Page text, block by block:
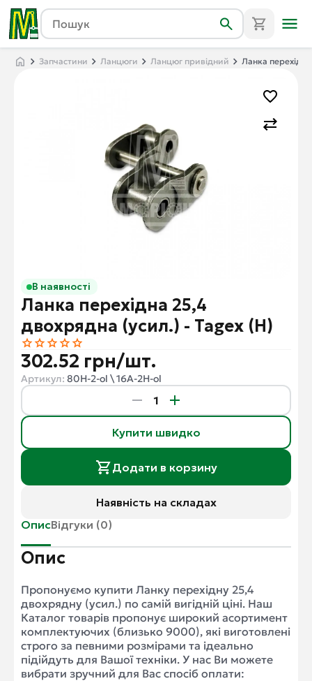
Запчастини Ланцюги Ланцюг привідний Ланка
В наявності
Ланка перехідна 25,4
двохрядна (усил.) - Tagex (H)
302.52 грн/шт.
Артикул: 80H-2-ol \ 16A-2H-ol
Купити швидко
Додати в корзину
Наявність на складах
ОписВідгуки (0)
Опис
Пропонуємо купити Ланку перехідну 25,4
двохрядну (усил.) по самій вигідній ціні. Наш
Каталог товарів пропонує широкий асортимент
комплектуючих (близько 9000), які виготовлені
строго за певними розмірами та ідеально
підійдуть для Вашої техніки. У нас Ви можете
вибрати зручний для Вас спосіб оплати: